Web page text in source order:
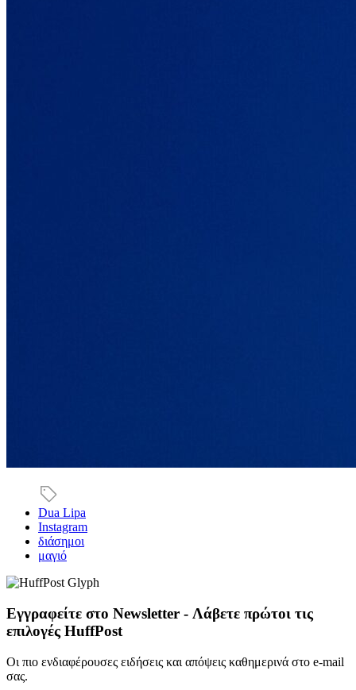
Dua Lipa
Instagram
διάσημοι
μαγιό
Εγγραφείτε στο Newsletter - Λάβετε πρώτοι τις
επιλογές HuffPost
Οι πιο ενδιαφέρουσες ειδήσεις και απόψεις καθημερινά στο e-mail
σας.